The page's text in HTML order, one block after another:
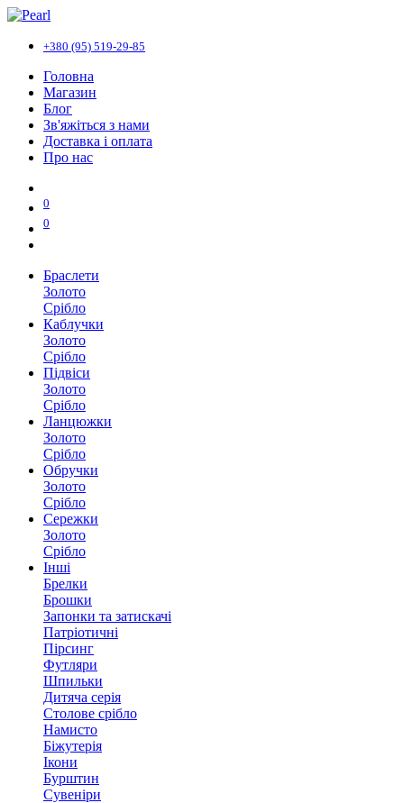
+380 (95) 519-29-85
Головна
Магазин
Блог
Зв'яжіться з нами
Доставка і оплата
Про нас
0
0
Браслети
Золото
Срібло
Каблучки
Золото
Срібло
Підвіси
Золото
Срібло
Ланцюжки
Золото
Срібло
Обручки
Золото
Срібло
Сережки
Золото
Срібло
Інші
Брелки
Брошки
Запонки та затискачі
Патріотичні
Пірсинг
Футляри
Шпильки
Дитяча серія
Столове срібло
Намисто
Біжутерія
Ікони
Бурштин
Сувеніри